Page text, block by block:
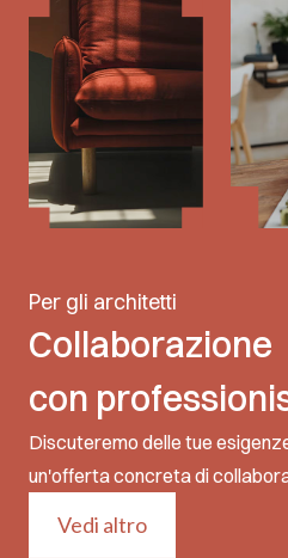
Per gli architetti
Collaborazione
con
Discuteremo delle tue
un'offerta concreta di
Vedi altro